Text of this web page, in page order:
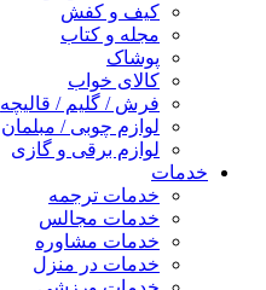
کیف و کفش
مجله و کتاب
پوشاک
کالای خواب
فرش / گلیم / قالیچه
لوازم چوبی / مبلمان
لوازم برقی و گازی
خدمات
خدمات ترجمه
خدمات مجالس
خدمات مشاوره
خدمات در منزل